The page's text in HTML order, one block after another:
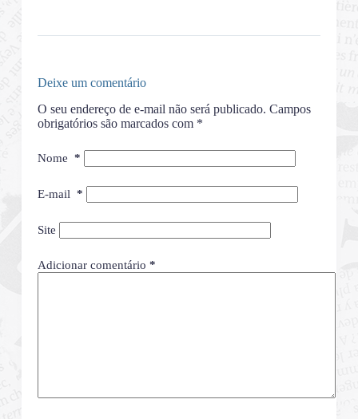
Deixe um comentário
O seu endereço de e-mail não será publicado. Campos
obrigatórios são marcados com *
Nome *
E-mail *
Site
Adicionar comentário *